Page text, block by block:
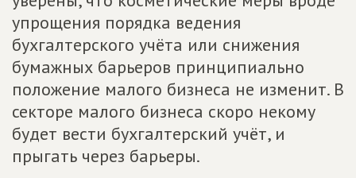
упрощения порядка ведения
бухгалтерского учёта или снижения
бумажных барьеров принципиально
положение малого бизнеса не изменит. В
секторе малого бизнеса скоро некому
будет вести бухгалтерский учёт, и
прыгать через барьеры.